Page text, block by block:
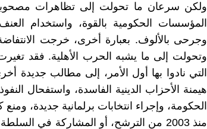
ولكن سرعان ما تحولت إلى تظاهرات
المؤسسات الحكومية بالقوة، واستخدام
وجرحى بالألوف. بعبارة أخرى، خرجت
وتحولت إلى ما يشبه الحرب الأهلية. فقد
التي نادوا بها أول الأمر، إلى مطالب جديدة
هيمنة الأحزاب الدينية الفاسدة، واستفحال
الحكومة، وإجراء انتخابات برلمانية جديدة،
منذ 2003 من الترشح، أو المشاركة في